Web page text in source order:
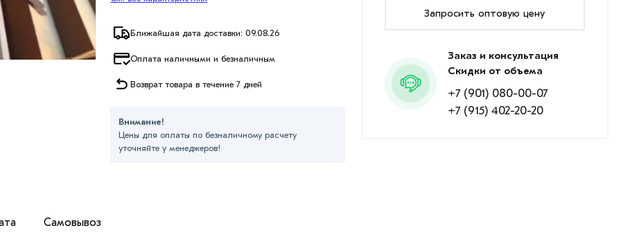
Ближайшая дата доставки: 09.08.26
Оплата наличными и безналичным
Возврат товара в течение 7 дней
Внимание!
Цены для оплаты по безналичному расчету
уточняйте у менеджеров!
Запросить оптовую цену
Заказ и консультация
Скидки от объема
+7 (901) 080-00-07
+7 (915) 402-20-20
Самовывоз
в корзину»или нажмите на кнопку